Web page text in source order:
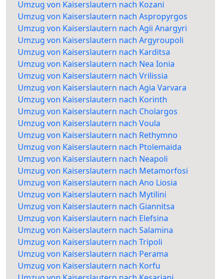
Umzug von Kaiserslautern nach Kozani
Umzug von Kaiserslautern nach Aspropyrgos
Umzug von Kaiserslautern nach Agii Anargyri
Umzug von Kaiserslautern nach Argyroupoli
Umzug von Kaiserslautern nach Karditsa
Umzug von Kaiserslautern nach Nea Ionia
Umzug von Kaiserslautern nach Vrilissia
Umzug von Kaiserslautern nach Agia Varvara
Umzug von Kaiserslautern nach Korinth
Umzug von Kaiserslautern nach Cholargos
Umzug von Kaiserslautern nach Voula
Umzug von Kaiserslautern nach Rethymno
Umzug von Kaiserslautern nach Ptolemaida
Umzug von Kaiserslautern nach Neapoli
Umzug von Kaiserslautern nach Metamorfosi
Umzug von Kaiserslautern nach Ano Liosia
Umzug von Kaiserslautern nach Mytilini
Umzug von Kaiserslautern nach Giannitsa
Umzug von Kaiserslautern nach Elefsina
Umzug von Kaiserslautern nach Salamina
Umzug von Kaiserslautern nach Tripoli
Umzug von Kaiserslautern nach Perama
Umzug von Kaiserslautern nach Korfu